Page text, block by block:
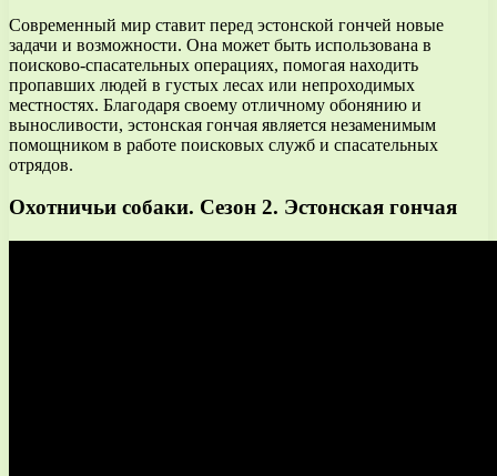
Современный мир ставит перед эстонской гончей новые
задачи и возможности. Она может быть использована в
поисково-спасательных операциях, помогая находить
пропавших людей в густых лесах или непроходимых
местностях. Благодаря своему отличному обонянию и
выносливости, эстонская гончая является незаменимым
помощником в работе поисковых служб и спасательных
отрядов.
Охотничьи собаки. Сезон 2. Эстонская гончая